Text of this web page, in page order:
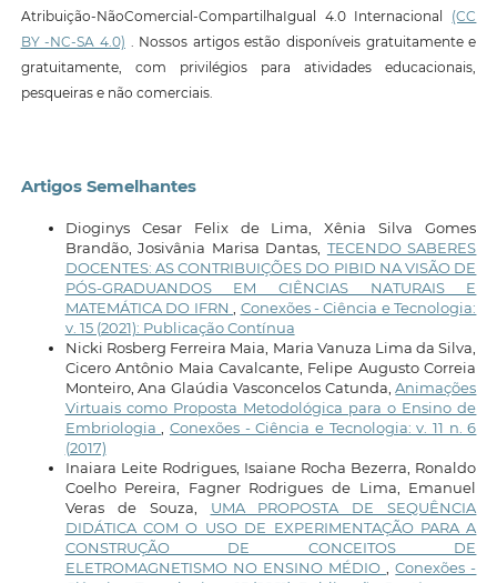
Atribuição-NãoComercial-CompartilhaIgual 4.0 Internacional (CC
BY -NC-SA 4.0) . Nossos artigos estão disponíveis gratuitamente e
gratuitamente, com privilégios para atividades educacionais,
pesqueiras e não comerciais.
Artigos Semelhantes
Dioginys Cesar Felix de Lima, Xênia Silva Gomes
Brandão, Josivânia Marisa Dantas, TECENDO SABERES
DOCENTES: AS CONTRIBUIÇÕES DO PIBID NA VISÃO DE
PÓS-GRADUANDOS EM CIÊNCIAS NATURAIS E
MATEMÁTICA DO IFRN
Conexões - Ciência e Tecnologia:
v. 15 (2021): Publicação Contínua
Nicki Rosberg Ferreira Maia, Maria Vanuza Lima da Silva,
Cicero Antônio Maia Cavalcante, Felipe Augusto Correia
Monteiro, Ana Glaúdia Vasconcelos Catunda,Animações
Virtuais como Proposta Metodológica para o Ensino de
Embriologia
Conexões - Ciência e Tecnologia: v. 11 n. 6
(2017)
Inaiara Leite Rodrigues, Isaiane Rocha Bezerra, Ronaldo
Coelho Pereira, Fagner Rodrigues de Lima, Emanuel
Veras de Souza, UMA PROPOSTA DE SEQUÊNCIA
DIDÁTICA COM O USO DE EXPERIMENTAÇÃO PARA A
CONSTRUÇÃO DE CONCEITOS DE
ELETROMAGNETISMO NO ENSINO MÉDIO
,Conexões -